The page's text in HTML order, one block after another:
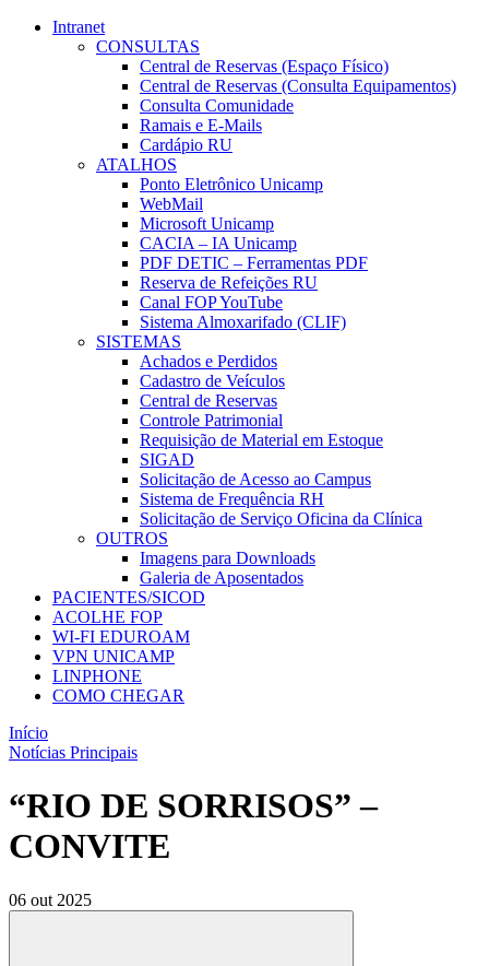
Intranet
CONSULTAS
Central de Reservas (Espaço Físico)
Central de Reservas (Consulta Equipamentos)
Consulta Comunidade
Ramais e E-Mails
Cardápio RU
ATALHOS
Ponto Eletrônico Unicamp
WebMail
Microsoft Unicamp
CACIA – IA Unicamp
PDF DETIC – Ferramentas PDF
Reserva de Refeições RU
Canal FOP YouTube
Sistema Almoxarifado (CLIF)
SISTEMAS
Achados e Perdidos
Cadastro de Veículos
Central de Reservas
Controle Patrimonial
Requisição de Material em Estoque
SIGAD
Solicitação de Acesso ao Campus
Sistema de Frequência RH
Solicitação de Serviço Oficina da Clínica
OUTROS
Imagens para Downloads
Galeria de Aposentados
PACIENTES/SICOD
ACOLHE FOP
WI-FI EDUROAM
VPN UNICAMP
LINPHONE
COMO CHEGAR
Início
Notícias Principais
“RIO DE SORRISOS” –
CONVITE
06 out 2025